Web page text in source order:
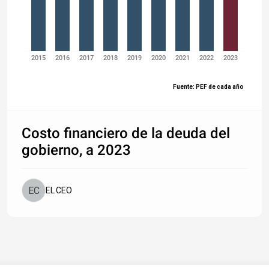
2015 2016 2017 2018 2019 2020 2021 2022 2023
Fuente: PEF de cada año
Costo financiero de la deuda del
gobierno, a 2023
EL CEO